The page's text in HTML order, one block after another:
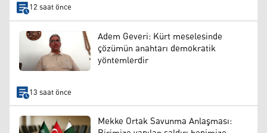
12 saat önce
Adem Geveri: Kürt meselesinde
çözümün anahtarı demokratik
yöntemlerdir
13 saat önce
Mekke Ortak Savunma Anlaşması: